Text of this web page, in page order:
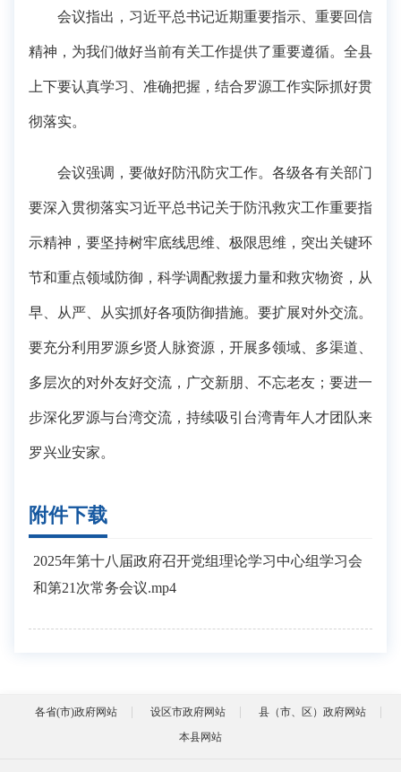
会议指出，习近平总书记近期重要指示、重要回信
精神，为我们做好当前有关工作提供了重要遵循。全县
上下要认真学习、准确把握，结合罗源工作实际抓好贯
彻落实。
会议强调，要做好防汛防灾工作。各级各有关部门
要深入贯彻落实习近平总书记关于防汛救灾工作重要指
示精神，要坚持树牢底线思维、极限思维，突出关键环
节和重点领域防御，科学调配救援力量和救灾物资，从
早、从严、从实抓好各项防御措施。要扩展对外交流。
要充分利用罗源乡贤人脉资源，开展多领域、多渠道、
多层次的对外友好交流，广交新朋、不忘老友；要进一
步深化罗源与台湾交流，持续吸引台湾青年人才团队来
罗兴业安家。
附件下载
2025年第十八届政府召开党组理论学习中心组学习会
和第21次常务会议.mp4
各省(市)政府网站 设区市政府网站
县（市、区）政府网站
本县网站